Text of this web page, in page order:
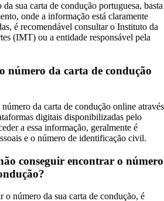
sua carta de condução portuguesa, basta
onde a informação está claramente
é recomendável consultar o Instituto da
(IMT) ou a entidade responsável pela
número da carta de condução
da carta de condução online através
digitais disponibilizadas pelo
a essa informação, geralmente é
e o número de identificação civil.
conseguir encontrar o número
o número da sua carta de condução, é